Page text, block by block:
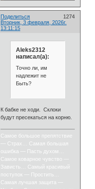
Поделиться
1274
Вторник, 3 февраля, 2026г.
13:11:15
Aleks2312
написал(а):
Точно ли, им
надлежит не
Быть?
К бабке не ходи. Склоки
будут пресекаться на корню.
Самое большое препятствие
— Страх… Самая большая
ошибка — Пасть духом…
Самое коварное чувство —
Зависть… Самый красивый
поступок — Простить…
Самая лучшая защита —